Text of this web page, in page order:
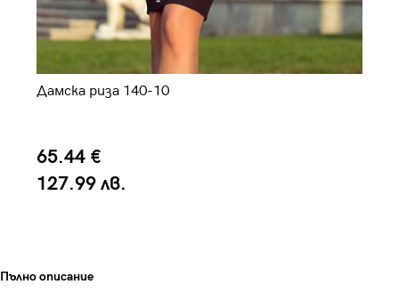
Дамска риза 140-10
65.44 €
127.99 лв.
Пълно описание